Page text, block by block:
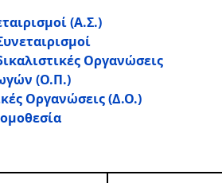
(Α.Σ.)
Οργανώσεις
(Ο.Π.)
Οργανώσεις (Δ.Ο.)